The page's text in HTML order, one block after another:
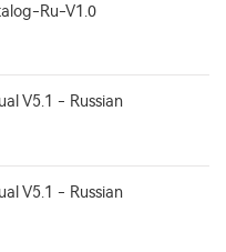
Ru-V1.0
V5.1 - Russian
V5.1 - Russian